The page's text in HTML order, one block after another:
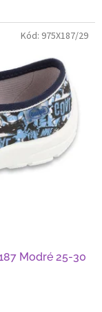
Modré 25-30
Kód: 975X187/29